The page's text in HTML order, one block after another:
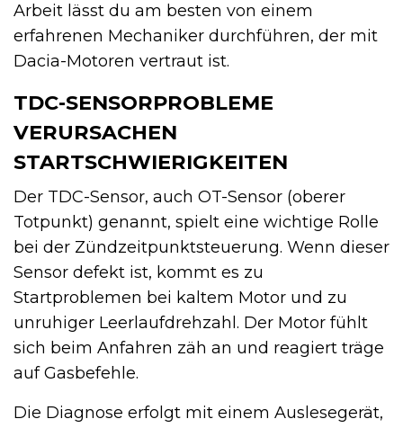
Arbeit lässt du am besten von einem
erfahrenen Mechaniker durchführen, der mit
Dacia-Motoren vertraut ist.
TDC-SENSORPROBLEME
VERURSACHEN
STARTSCHWIERIGKEITEN
Der TDC-Sensor, auch OT-Sensor (oberer
Totpunkt) genannt, spielt eine wichtige Rolle
bei der Zündzeitpunktsteuerung. Wenn dieser
Sensor defekt ist, kommt es zu
Startproblemen bei kaltem Motor und zu
unruhiger Leerlaufdrehzahl. Der Motor fühlt
sich beim Anfahren zäh an und reagiert träge
auf Gasbefehle.
Die Diagnose erfolgt mit einem Auslesegerät,